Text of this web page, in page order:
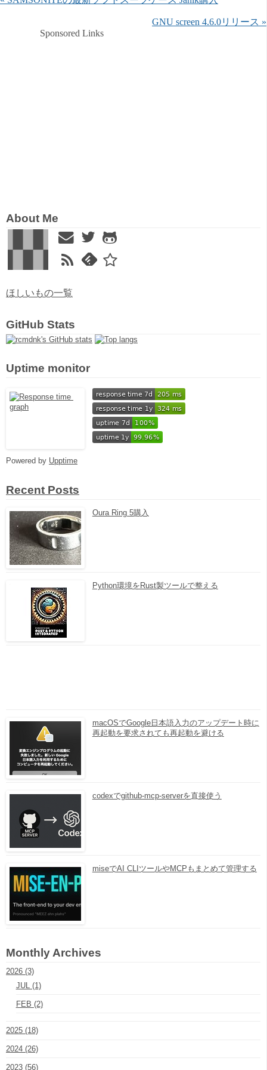
GNU screen 4.6.0リリース »
Sponsored Links
About Me
ほしいもの一覧
GitHub Stats
Uptime monitor
Powered by Upptime
Recent Posts
Oura Ring 5購入
Python環境をRust製ツールで整える
macOSでGoogle日本語入力のアップデート時に
再起動を要求されても再起動を避ける
codexでgithub-mcp-serverを直接使う
miseでAI CLIツールやMCPもまとめて管理する
Monthly Archives
2026 (3)
JUL (1)
FEB (2)
2025 (18)
2024 (26)
2023 (56)